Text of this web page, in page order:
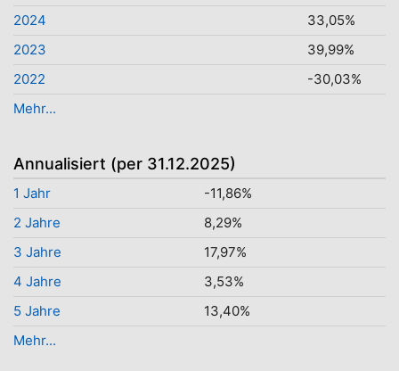
2024
33,05%
2023
39,99%
2022
-30,03%
Mehr...
Annualisiert (per 31.12.2025)
1 Jahr
-11,86%
2 Jahre
8,29%
3 Jahre
17,97%
4 Jahre
3,53%
5 Jahre
13,40%
Mehr...